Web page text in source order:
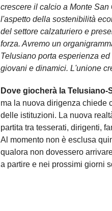
crescere il calcio a Monte
l'aspetto della sostenibilità
del settore calzaturiero e
forza. Avremo un
Telusiano porta esperienza
giovani e dinamici. L'unione
Dove giocherà la Telusiano-
ma la nuova dirigenza chiede
delle istituzioni. La nuova
partita tra tesserati, dirigenti,
Al momento non è esclusa
qualora non dovessero
a partire e nei prossimi giorni